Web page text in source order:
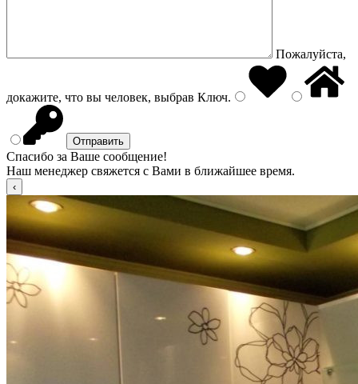
Пожалуйста,
докажите, что вы человек, выбрав Ключ.
Спасибо за Ваше сообщение!
Наш менеджер свяжется с Вами в ближайшее время.